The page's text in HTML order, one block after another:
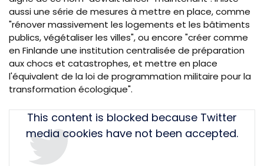
aussi une série de mesures à mettre en place, comme
"rénover massivement les logements et les bâtiments
publics, végétaliser les villes", ou encore "créer comme
en Finlande une institution centralisée de préparation
aux chocs et catastrophes, et mettre en place
l'équivalent de la loi de programmation militaire pour la
transformation écologique".
TweetThis content is blocked because Twitter
media cookies have not been accepted.